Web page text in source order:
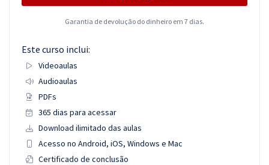
Garantia de devolução do dinheiro em 7 dias.
Este curso inclui:
Videoaulas
Audioaulas
PDFs
365 dias para acessar
Download ilimitado das aulas
Acesso no Android, iOS, Windows e Mac
Certificado de conclusão